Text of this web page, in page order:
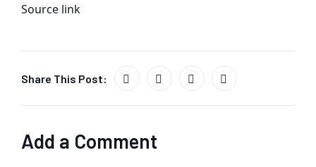
Source link
Share This Post:
Add a Comment